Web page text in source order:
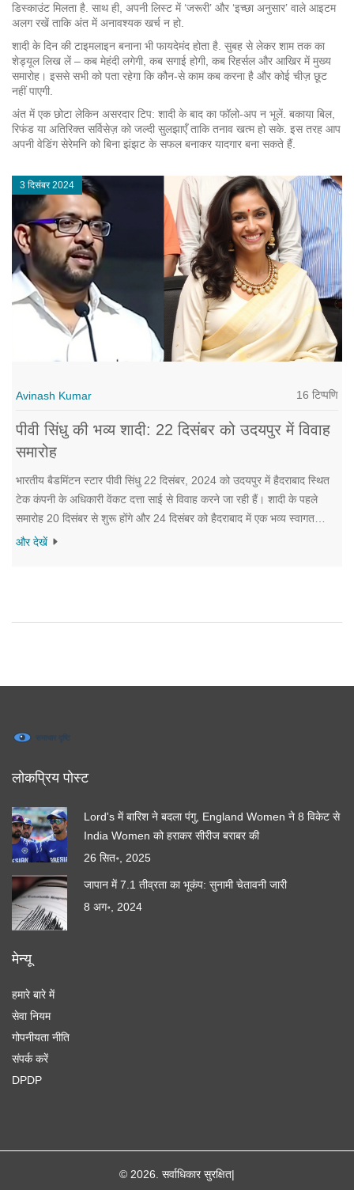
डिस्काउंट मिलता है. साथ ही, अपनी लिस्ट में ‘जरूरी’ और ‘इच्छा अनुसार’ वाले आइटम
अलग रखें ताकि अंत में अनावश्यक खर्च न हो.
शादी के दिन की टाइमलाइन बनाना भी फायदेमंद होता है. सुबह से लेकर शाम तक का
शेड्यूल लिख लें – कब मेहंदी लगेगी, कब सगाई होगी, कब रिहर्सल और आखिर में मुख्य
समारोह। इससे सभी को पता रहेगा कि कौन‑से काम कब करना है और कोई चीज़ छूट
नहीं पाएगी.
अंत में एक छोटा लेकिन असरदार टिप: शादी के बाद का फॉलो‑अप न भूलें. बकाया बिल,
रिफंड या अतिरिक्त सर्विसेज़ को जल्दी सुलझाएँ ताकि तनाव खत्म हो सके. इस तरह आप
अपनी वेडिंग सेरेमनि को बिना झंझट के सफल बनाकर यादगार बना सकते हैं.
3 दिसंबर 2024
Avinash Kumar 16 टिप्पणि
पीवी सिंधु की भव्य शादी: 22 दिसंबर को उदयपुर में विवाह
समारोह
भारतीय बैडमिंटन स्टार पीवी सिंधु 22 दिसंबर, 2024 को उदयपुर में हैदराबाद स्थित
टेक कंपनी के अधिकारी वेंकट दत्ता साई से विवाह करने जा रही हैं। शादी के पहले
समारोह 20 दिसंबर से शुरू होंगे और 24 दिसंबर को हैदराबाद में एक भव्य स्वागत
समारोह आयोजित किया जाएगा। शादी उनके बैडमिंटन कैलेंडर को ध्यान में रखकर
और देखें
लोकप्रिय पोस्ट
Lord's में बारिश ने बदला पंगु, England Women ने 8 विकेट से
India Women को हराकर सीरीज बराबर की
26 सित॰, 2025
जापान में 7.1 तीव्रता का भूकंप: सुनामी चेतावनी जारी
8 अग॰, 2024
मेन्यू
हमारे बारे में
सेवा नियम
गोपनीयता नीति
संपर्क करें
DPDP
© 2026. सर्वाधिकार सुरक्षित|